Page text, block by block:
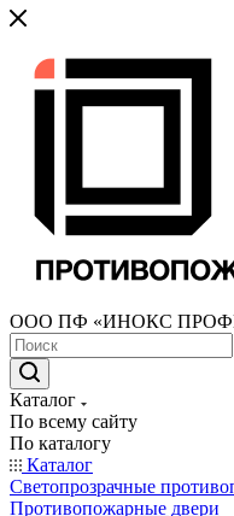
ООО ПФ «ИНОКС
Каталог
По всему сайту
По каталогу
Каталог
Светопрозрачные
Противопожарные двери